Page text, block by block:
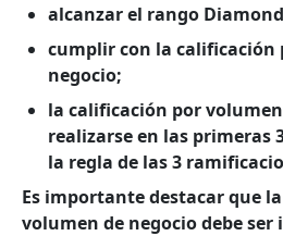
alcanzar el rango
cumplir con la calificación
negocio;
la calificación por
realizarse en las primeras
la regla de las 3
Es importante destacar que
volumen de negocio debe